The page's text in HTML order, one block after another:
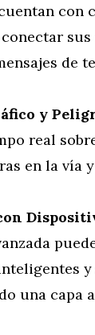
con
de
y
real
en la vía
una capa